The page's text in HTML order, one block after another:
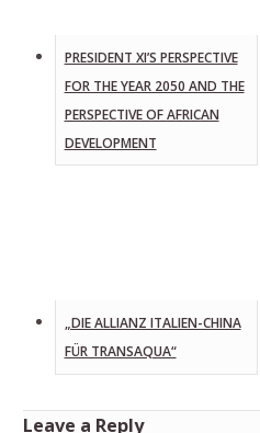
PRESIDENT XI’S PERSPECTIVE
FOR THE YEAR 2050 AND THE
PERSPECTIVE OF AFRICAN
DEVELOPMENT
„DIE ALLIANZ ITALIEN-CHINA
FÜR TRANSAQUA“
Leave a Reply